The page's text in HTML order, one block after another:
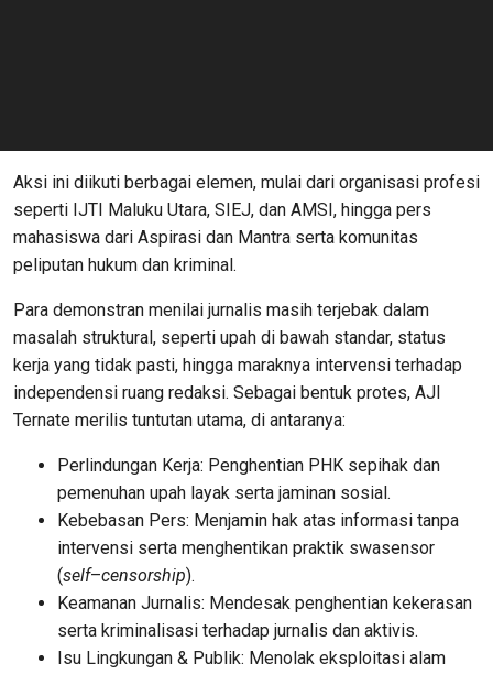
Aksi ini diikuti berbagai elemen, mulai dari organisasi profesi
seperti IJTI Maluku Utara, SIEJ, dan AMSI, hingga pers
mahasiswa dari Aspirasi dan Mantra serta komunitas
peliputan hukum dan kriminal.
Para demonstran menilai jurnalis masih terjebak dalam
masalah struktural, seperti upah di bawah standar, status
kerja yang tidak pasti, hingga maraknya intervensi terhadap
independensi ruang redaksi. Sebagai bentuk protes, AJI
Ternate merilis tuntutan utama, di antaranya:
Perlindungan Kerja: Penghentian PHK sepihak dan
pemenuhan upah layak serta jaminan sosial.
Kebebasan Pers: Menjamin hak atas informasi tanpa
intervensi serta menghentikan praktik swasensor
(self–censorship).
Keamanan Jurnalis: Mendesak penghentian kekerasan
serta kriminalisasi terhadap jurnalis dan aktivis.
Isu Lingkungan & Publik: Menolak eksploitasi alam